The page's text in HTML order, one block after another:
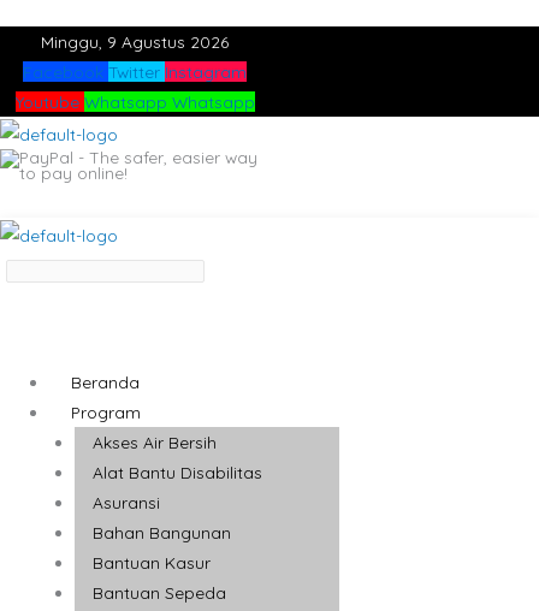
Minggu, 9 Agustus 2026
Facebook Twitter Instagram
Youtube Whatsapp Whatsapp
Beranda
Program
Akses Air Bersih
Alat Bantu Disabilitas
Asuransi
Bahan Bangunan
Bantuan Kasur
Bantuan Sepeda